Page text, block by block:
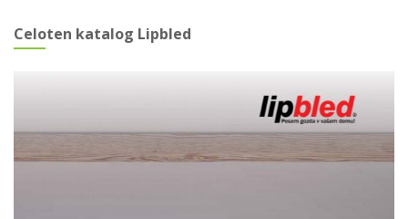
Celoten katalog Lipbled